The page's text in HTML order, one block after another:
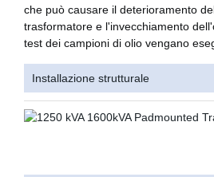
che può causare il deterioramento
trasformatore e l'invecchiamento
test dei campioni di olio vengano
Installazione strutturale